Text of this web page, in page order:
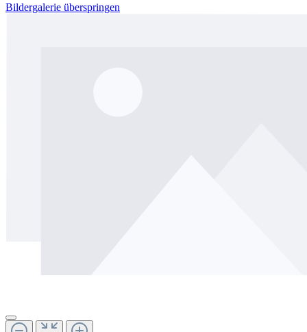
Bildergalerie überspringen